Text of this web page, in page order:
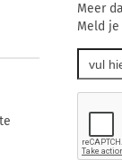
Meer
Meld